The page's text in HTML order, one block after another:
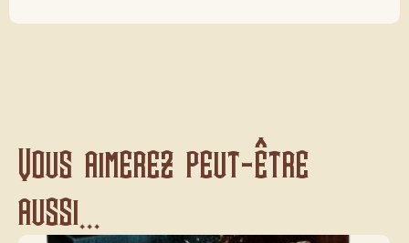
Vous aimerez peut-être
aussi...